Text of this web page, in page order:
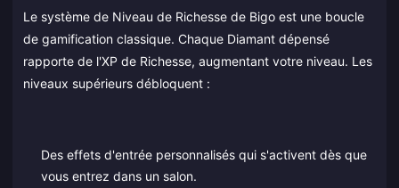
Le système de Niveau de Richesse de Bigo est une boucle
de gamification classique. Chaque Diamant dépensé
rapporte de l'XP de Richesse, augmentant votre niveau. Les
niveaux supérieurs débloquent :
Des effets d'entrée personnalisés qui s'activent dès que
vous entrez dans un salon.